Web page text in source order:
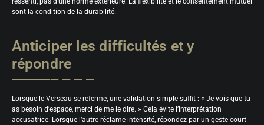
sont la condition de la durabilité.
Anticiper les difficultés et y
répondre
Lorsque le Verseau se referme, une validation simple suffit : « Je vois que tu
as besoin d’espace, merci de me le dire. » Cela évite l’interprétation
accusatrice. Lorsque l’autre réclame intensité, répondez par un geste court